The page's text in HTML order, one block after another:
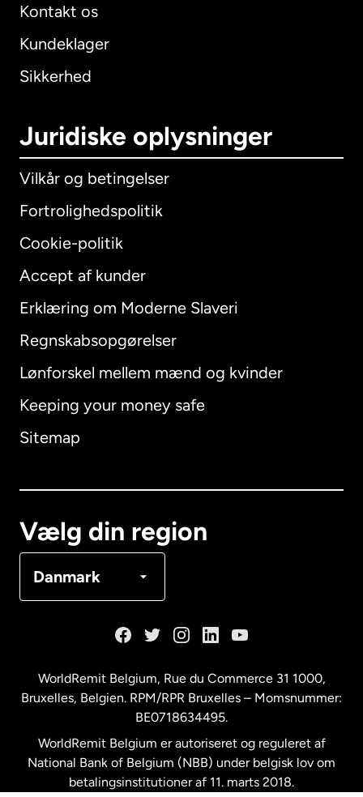
Kontakt os
Kundeklager
Sikkerhed
Juridiske oplysninger
Vilkår og betingelser
Fortrolighedspolitik
Cookie-politik
Accept af kunder
Erklæring om Moderne Slaveri
Regnskabsopgørelser
Lønforskel mellem mænd og kvinder
Keeping your money safe
Sitemap
Vælg din region
Danmark
International English
Australien
Malaysia
New Zealand
WorldRemit Belgium, Rue du Commerce 31 1000,
Bruxelles, Belgien. RPM/RPR Bruxelles – Momsnummer:
BE0718634495.
WorldRemit Belgium er autoriseret og reguleret af
National Bank of Belgium (NBB) under belgisk lov om
betalingsinstitutioner af 11. marts 2018.